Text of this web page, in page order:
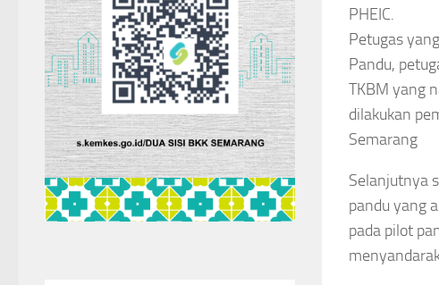
PHEIC.
Petugas
Pandu,
TKBM yang
dilakukan
Semarang
Selanjutnya
pandu yang
pada pilot